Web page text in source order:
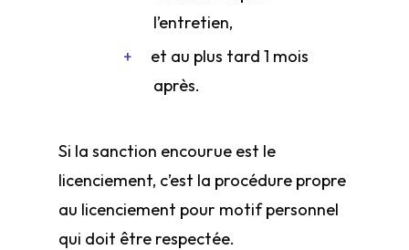
l’entretien,
et au plus tard 1 mois
après.
Si la sanction encourue est le
licenciement, c’est la procédure propre
au licenciement pour motif personnel
qui doit être respectée.